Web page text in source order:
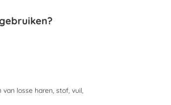
losse haren, stof, vuil,